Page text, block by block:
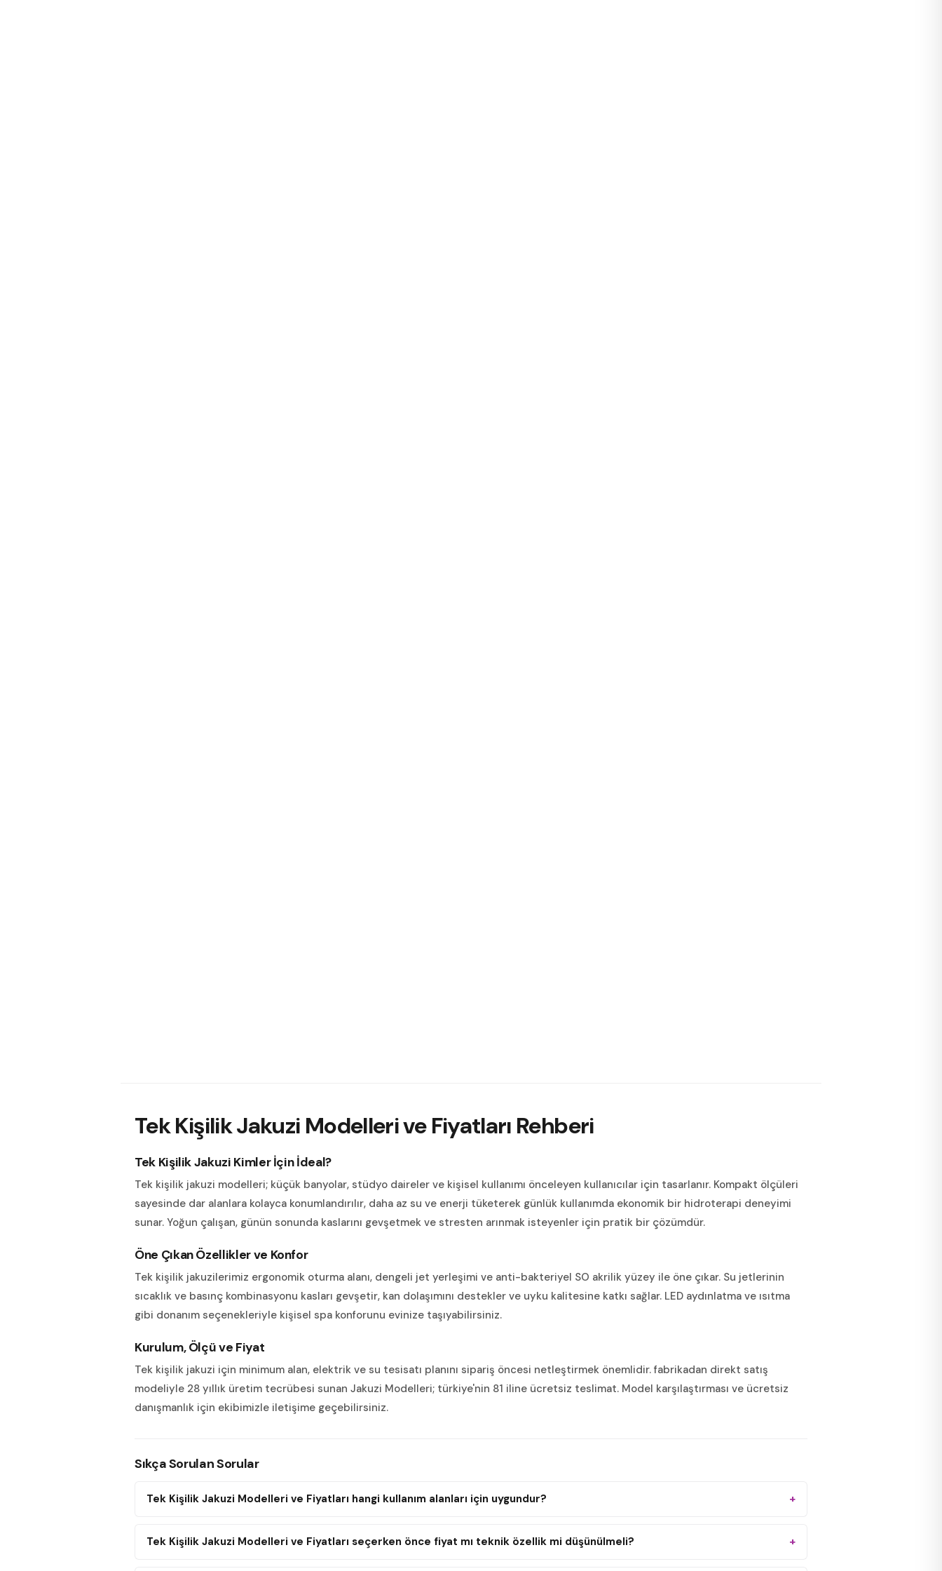
Tek Kişilik Jakuzi Modelleri ve Fiyatları Rehberi
Tek Kişilik Jakuzi Kimler İçin İdeal?
Tek kişilik jakuzi modelleri; küçük banyolar, stüdyo daireler ve kişisel kullanımı önceleyen kullanıcılar için tasarlanır. Kompakt ölçüleri
sayesinde dar alanlara kolayca konumlandırılır, daha az su ve enerji tüketerek günlük kullanımda ekonomik bir hidroterapi deneyimi
sunar. Yoğun çalışan, günün sonunda kaslarını gevşetmek ve stresten arınmak isteyenler için pratik bir çözümdür.
Öne Çıkan Özellikler ve Konfor
Tek kişilik jakuzilerimiz ergonomik oturma alanı, dengeli jet yerleşimi ve anti-bakteriyel SO akrilik yüzey ile öne çıkar. Su jetlerinin
sıcaklık ve basınç kombinasyonu kasları gevşetir, kan dolaşımını destekler ve uyku kalitesine katkı sağlar. LED aydınlatma ve ısıtma
gibi donanım seçenekleriyle kişisel spa konforunu evinize taşıyabilirsiniz.
Kurulum, Ölçü ve Fiyat
Tek kişilik jakuzi için minimum alan, elektrik ve su tesisatı planını sipariş öncesi netleştirmek önemlidir. fabrikadan direkt satış
modeliyle 28 yıllık üretim tecrübesi sunan Jakuzi Modelleri; türkiye'nin 81 iline ücretsiz teslimat. Model karşılaştırması ve ücretsiz
danışmanlık için ekibimizle iletişime geçebilirsiniz.
Sıkça Sorulan Sorular
Tek Kişilik Jakuzi Modelleri ve Fiyatları hangi kullanım alanları için uygundur?
Tek Kişilik Jakuzi Modelleri ve Fiyatları seçerken önce fiyat mı teknik özellik mi düşünülmeli?